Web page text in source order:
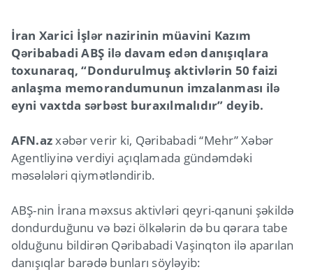
İran Xarici İşlər nazirinin müavini Kazım
Qəribabadi ABŞ ilə davam edən danışıqlara
toxunaraq, “Dondurulmuş aktivlərin 50 faizi
anlaşma memorandumunun imzalanması ilə
eyni vaxtda sərbəst buraxılmalıdır” deyib.
AFN.azxəbər verir ki, Qəribabadi “Mehr” Xəbər
Agentliyinə verdiyi açıqlamada gündəmdəki
məsələləri qiymətləndirib.
ABŞ-nin İrana məxsus aktivləri qeyri-qanuni şəkildə
dondurduğunu və bəzi ölkələrin də bu qərara tabe
olduğunu bildirən Qəribabadi Vaşinqton ilə aparılan
danışıqlar barədə bunları söyləyib: